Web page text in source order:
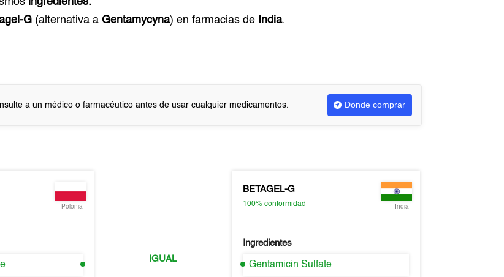
G (alternativa aGentamycyna) en farmacias de India.
a un médico o farmacéutico antes de usar cualquier medicamentos. Donde comprar
Polonia
IGUAL
BETAGEL-G
100% conformidad India
Ingredientes
Gentamicin Sulfate